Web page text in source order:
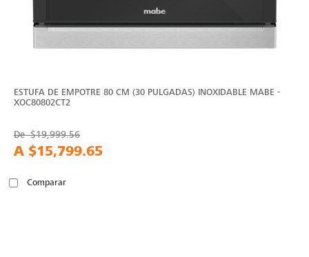
ESTUFA DE EMPOTRE 80 CM (30 PULGADAS) INOXIDABLE MABE -
XOC80802CT2
De$19,999.56
A $15,799.65
Comparar